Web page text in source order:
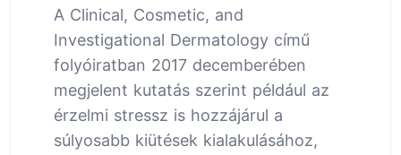
A Clinical, Cosmetic, and
Investigational Dermatology című
folyóiratban 2017 decemberében
megjelent kutatás szerint például az
érzelmi stressz is hozzájárul a
súlyosabb kiütések kialakulásához,